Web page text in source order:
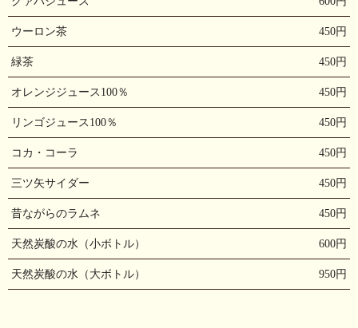
ウーロン茶 450円
緑茶 450円
オレンジジュース100％ 450円
リンゴジュース100％ 450円
コカ・コーラ 450円
三ツ矢サイダー 450円
昔ながらのラムネ 450円
天然炭酸の水（小ボトル） 600円
天然炭酸の水（大ボトル） 950円